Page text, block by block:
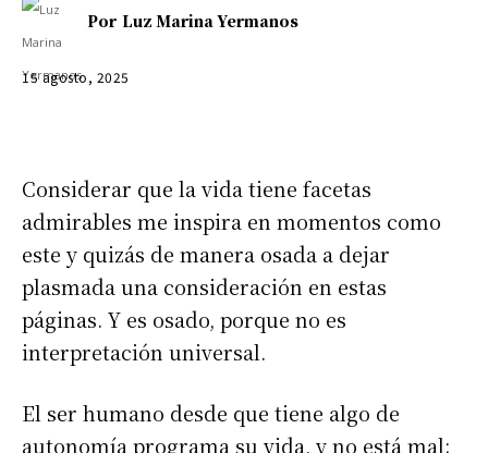
Por Luz Marina Yermanos
15 agosto, 2025
Considerar que la vida tiene facetas
admirables me inspira en momentos como
este y quizás de manera osada a dejar
plasmada una consideración en estas
páginas. Y es osado, porque no es
interpretación universal.
El ser humano desde que tiene algo de
autonomía programa su vida, y no está mal;